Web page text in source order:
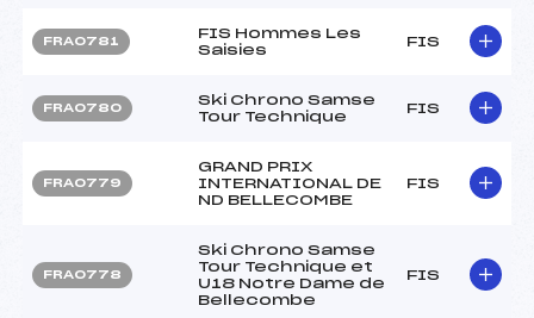
FRA0781
FIS Hommes Les
Saisies
FIS
FRA0780
Ski Chrono Samse
Tour Technique
FIS
FRA0779
GRAND PRIX
INTERNATIONAL DE
ND BELLECOMBE
FIS
FRA0778
Ski Chrono Samse
Tour Technique et
U18 Notre Dame de
Bellecombe
FIS